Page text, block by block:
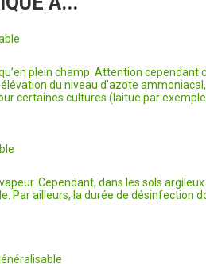
plein champ. Attention cependant
du niveau d’azote
certaines cultures (laitue par
Cependant, dans les sols
Par ailleurs, la durée de désinfection